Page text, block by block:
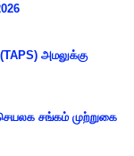
அமலுக்கு
செயலக சங்கம் முற்றுகை